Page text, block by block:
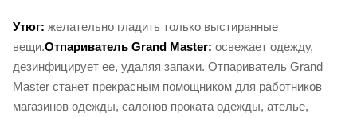
Утюг: желательно гладить только выстиранные
вещи.Отпариватель Grand Master: освежает одежду,
дезинфицирует ее, удаляя запахи. Отпариватель Grand
Master станет прекрасным помощником для работников
магазинов одежды, салонов проката одежды, ателье,